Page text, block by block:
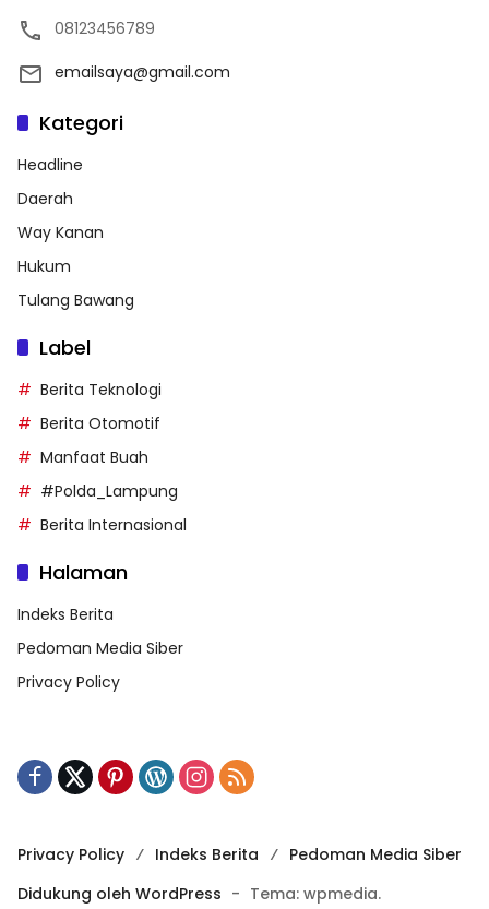
08123456789
emailsaya@gmail.com
Kategori
Headline
Daerah
Way Kanan
Hukum
Tulang Bawang
Label
Berita Teknologi
Berita Otomotif
Manfaat Buah
#Polda_Lampung
Berita Internasional
Halaman
Indeks Berita
Pedoman Media Siber
Privacy Policy
Privacy Policy Indeks Berita
Pedoman Media Siber
Didukung oleh WordPress - Tema: wpmedia.